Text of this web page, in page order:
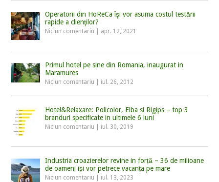
Operatorii din HoReCa îşi vor asuma costul testării
rapide a clienţilor?
Niciun comentariu apr. 12, 2021
Primul hotel pe sine din Romania, inaugurat in
Maramures
Niciun comentariu iul. 26, 2012
Hotel&Relaxare: Policolor, Elba si Rigips – top 3
branduri specificate in ultimele 6 luni
Niciun comentariu iul. 30, 2019
Industria croazierelor revine in forță – 36 de milioane
de oameni iși vor petrece vacanța pe mare
Niciun comentariu iul. 13, 2023